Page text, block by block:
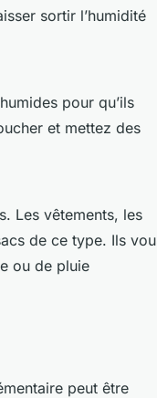
sortir l’humidité
pour qu’ils
et mettez des
Les vêtements, les
de ce type. Ils
ou de pluie
peut être